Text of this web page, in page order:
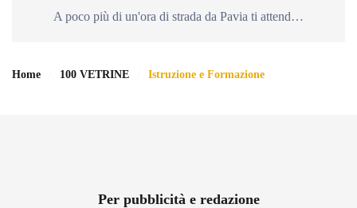
A poco più di un'ora di strada da Pavia ti attend…
Home 100 VETRINE Istruzione e Formazione
Per pubblicità e redazione